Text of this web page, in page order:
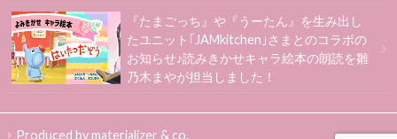
『たまごっち』や『うーたん』を生み出し
たユニット｢JAMkitchen｣さまとのコラボの
お知らせ♪読みきかせキャラ絵本の朗読を雛
乃木まやが担当しました！
Produced by materializer & co.